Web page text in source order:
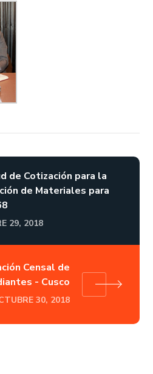
de Cotización para la
de Materiales para
29, 2018
Censal de
- Cusco
30, 2018